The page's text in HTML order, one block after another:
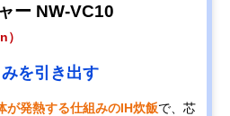
ー NW-VC10
を引き出す
が発熱する仕組みのIH炊飯で、芯